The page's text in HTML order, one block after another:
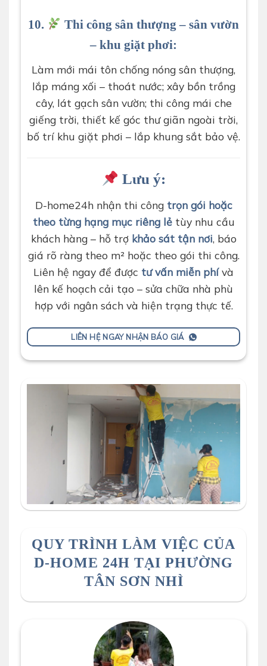
10.
Thi công sân thượng – sân vườn
– khu giặt phơi:
Làm mới mái tôn chống nóng sân thượng,
lắp máng xối – thoát nước; xây bồn trồng
cây, lát gạch sân vườn; thi công mái che
giếng trời, thiết kế góc thư giãn ngoài trời,
bố trí khu giặt phơi – lắp khung sắt bảo vệ.
Lưu ý:
D-home24h nhận thi công trọn gói hoặc
theo từng hạng mục riêng lẻtùy nhu cầu
khách hàng – hỗ trợ khảo sát tận nơi, báo
giá rõ ràng theo m² hoặc theo gói thi công.
Liên hệ ngay để được tư vấn miễn phívà
lên kế hoạch cải tạo – sửa chữa nhà phù
hợp với ngân sách và hiện trạng thực tế.
LIÊN HỆ NGAY NHẬN BÁO GIÁ
thợ sơn nhà d-home 24 đang vệ sinh lại tường cũ
QUY TRÌNH LÀM VIỆC CỦA
D-HOME 24H TẠI PHƯỜNG
TÂN SƠN NHÌ